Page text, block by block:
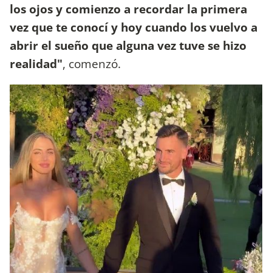
los ojos y comienzo a recordar la primera
vez que te conocí y hoy cuando los vuelvo a
abrir el sueño que alguna vez tuve se hizo
realidad", comenzó.